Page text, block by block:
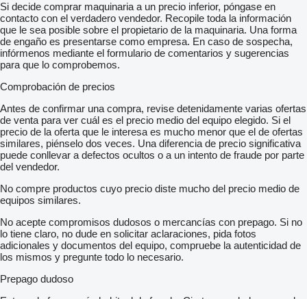
Si decide comprar maquinaria a un precio inferior, póngase en
contacto con el verdadero vendedor. Recopile toda la información
que le sea posible sobre el propietario de la maquinaria. Una forma
de engaño es presentarse como empresa. En caso de sospecha,
infórmenos mediante el formulario de comentarios y sugerencias
para que lo comprobemos.
Comprobación de precios
Antes de confirmar una compra, revise detenidamente varias ofertas
de venta para ver cuál es el precio medio del equipo elegido. Si el
precio de la oferta que le interesa es mucho menor que el de ofertas
similares, piénselo dos veces. Una diferencia de precio significativa
puede conllevar a defectos ocultos o a un intento de fraude por parte
del vendedor.
No compre productos cuyo precio diste mucho del precio medio de
equipos similares.
No acepte compromisos dudosos o mercancías con prepago. Si no
lo tiene claro, no dude en solicitar aclaraciones, pida fotos
adicionales y documentos del equipo, compruebe la autenticidad de
los mismos y pregunte todo lo necesario.
Prepago dudoso